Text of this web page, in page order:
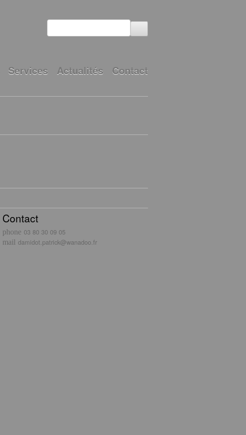
Services Actualités Contact
Contact
03 80 30 09 05
damidot.patrick@wanadoo.fr